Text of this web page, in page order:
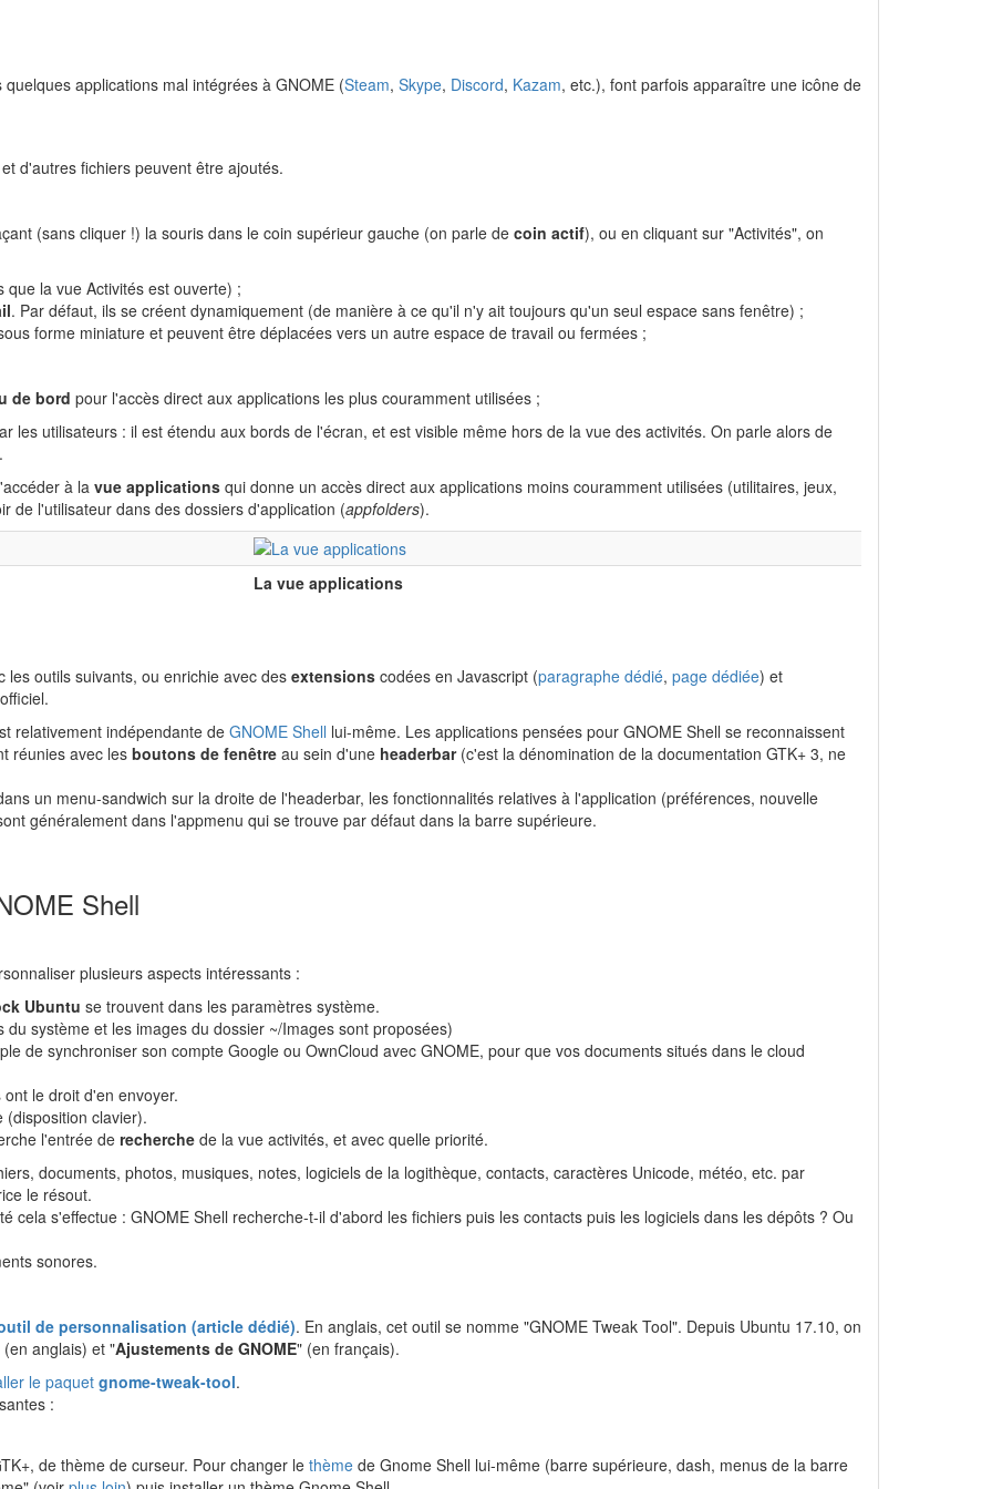
applications mal intégrées à GNOME (Steam, Skype, Discord, Kazam, etc.), font parfois apparaître une icône de
d'autres fichiers peuvent être ajoutés.
(sans cliquer !) la souris dans le coin supérieur gauche (on parle de coin actif), ou en cliquant sur "Activités", on
la vue Activités est ouverte) ;
. Par défaut, ils se créent dynamiquement (de manière à ce qu'il n'y ait toujours qu'un seul espace sans fenêtre) ;
forme miniature et peuvent être déplacées vers un autre espace de travail ou fermées ;
de bord pour l'accès direct aux applications les plus couramment utilisées ;
les utilisateurs : il est étendu aux bords de l'écran, et est visible même hors de la vue des activités. On parle alors de
à la vue applications qui donne un accès direct aux applications moins couramment utilisées (utilitaires, jeux,
l'utilisateur dans des dossiers d'application (appfolders).
La vue applications
outils suivants, ou enrichie avec des extensions codées en Javascript (paragraphe dédié, page dédiée) et
relativement indépendante de GNOME Shell lui-même. Les applications pensées pour GNOME Shell se reconnaissent
réunies avec les boutons de fenêtre au sein d'une headerbar(c'est la dénomination de la documentation GTK+ 3, ne
un menu-sandwich sur la droite de l'headerbar, les fonctionnalités relatives à l'application (préférences, nouvelle
généralement dans l'appmenu qui se trouve par défaut dans la barre supérieure.
Shell
plusieurs aspects intéressants :
Ubuntu se trouvent dans les paramètres système.
système et les images du dossier ~/Images sont proposées)
de synchroniser son compte Google ou OwnCloud avec GNOME, pour que vos documents situés dans le cloud
le droit d'en envoyer.
(disposition clavier).
l'entrée de recherche de la vue activités, et avec quelle priorité.
documents, photos, musiques, notes, logiciels de la logithèque, contacts, caractères Unicode, météo, etc. par
le résout.
cela s'effectue : GNOME Shell recherche-t-il d'abord les fichiers puis les contacts puis les logiciels dans les dépôts ? Ou
sonores.
de personnalisation (article dédié). En anglais, cet outil se nomme "GNOME Tweak Tool". Depuis Ubuntu 17.10, on
anglais) et "Ajustements de GNOME" (en français).
le paquet gnome-tweak-tool.
:
de thème de curseur. Pour changer le thème de Gnome Shell lui-même (barre supérieure, dash, menus de la barre